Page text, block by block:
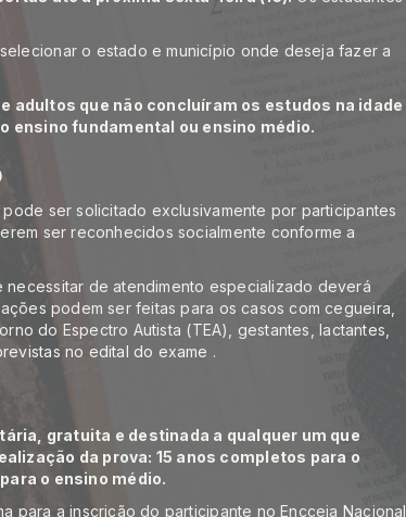
o estado e município onde deseja fazer a
adultos que não concluíram os estudos na idade
ensino fundamental ou ensino médio.
ser solicitado exclusivamente por participantes
ser reconhecidos socialmente conforme a
de atendimento especializado deverá
podem ser feitas para os casos com cegueira,
do Espectro Autista (TEA), gestantes, lactantes,
no edital do exame .
gratuita e destinada a qualquer um que
da prova: 15 anos completos para o
o ensino médio.
para a inscrição do participante no Encceja Nacional